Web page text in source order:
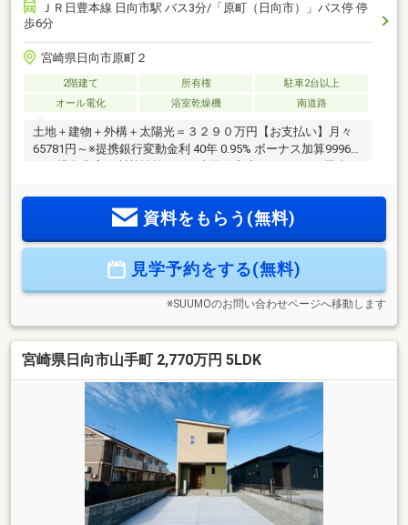
ＪＲ日豊本線 日向市駅 バス3分/「原町（日向市）」バス停 停
歩6分
宮崎県日向市原町２
2階建て 所有権
駐車2台以上
オール電化
浴室乾燥機 南道路
土地＋建物＋外構＋太陽光＝３２９０万円【お支払い】月々
65781円～※提携銀行変動金利 40年 0.95% ボーナス加算99960
シューズクローク・全居室クローゼット）でお部屋が片付
く！◆太陽光4.6ｋｗ標準装備とオール電化で月々の光熱費を
ご見学できます。お住まいのこともご相談ください。【TEL
0995-55-5510】
資料をもらう(無料)
見学予約をする(無料)
※SUUMOのお問い合わせページへ移動します
宮崎県日向市山手町 2,770万円 5LDK